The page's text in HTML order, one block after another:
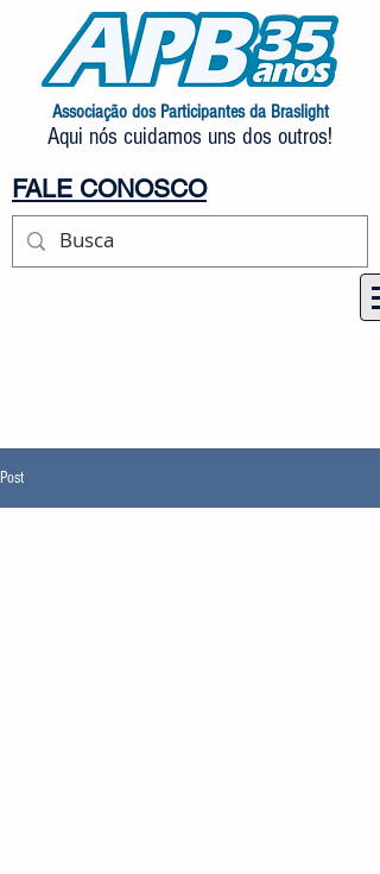
Associação dos Participantes da Braslight
Aqui nós cuidamos uns dos outros!
FALE CONOSCO
Post